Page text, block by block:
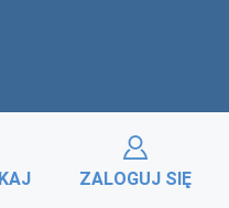
ZALOGUJ SIĘ